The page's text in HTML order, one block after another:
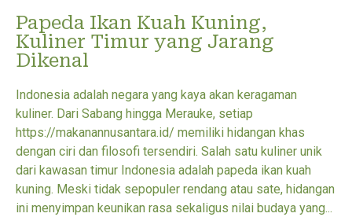
Papeda Ikan Kuah Kuning,
Kuliner Timur yang Jarang
Dikenal
Indonesia adalah negara yang kaya akan keragaman
kuliner. Dari Sabang hingga Merauke, setiap
https://makanannusantara.id/ memiliki hidangan khas
dengan ciri dan filosofi tersendiri. Salah satu kuliner unik
dari kawasan timur Indonesia adalah papeda ikan kuah
kuning. Meski tidak sepopuler rendang atau sate, hidangan
ini menyimpan keunikan rasa sekaligus nilai budaya yang...